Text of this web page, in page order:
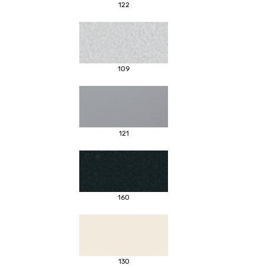
122
109
121
160
130